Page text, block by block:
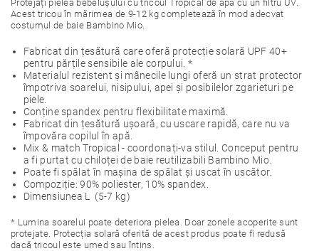
Protejați pielea bebelușului cu tricoul Tropical de apă cu un filtru UV.
Acest tricou în mărimea de 9-12 kg completează în mod adecvat
costumul de baie Bambino Mio.
Fabricat din țesătură care oferă protecție solară UPF 40+
pentru părțile sensibile ale corpului. *
Materialul rezistent și mânecile lungi oferă un strat protector
împotriva soarelui, nisipului, apei și posibilelor zgarieturi pe
piele.
Conține spandex pentru flexibilitate maximă.
Fabricat din țesătură ușoară, cu uscare rapidă, care nu va
împovăra copilul în apă.
Mix & match Tropical - coordonați-va stilul. Conceput pentru
a fi purtat cu chiloței de baie reutilizabili Bambino Mio.
Poate fi spălat în mașina de spălat și uscat în uscător.
Compoziție: 90% poliester, 10% spandex.
Dimensiunea L (5-7 kg)
* Lumina soarelui poate deteriora pielea. Doar zonele acoperite sunt
protejate. Protecția solară oferită de acest produs poate fi redusă
dacă tricoul este umed sau întins.